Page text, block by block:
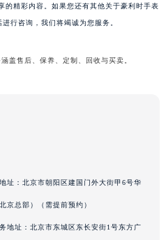
黑龙江省黑河市爱辉区中央街豪利时售后服务中心（需提前预约）
吉林省白城市洮北区明仁南街豪利时售后服务中心（需提前预约）
的精彩内容。如果您还有其他关于豪利时手表
行咨询，我们将竭诚为您服务。
址：北京市朝阳区建国门外大街甲6号华
京总部）（需提前预约）
地址：北京市东城区东长安街1号东方广